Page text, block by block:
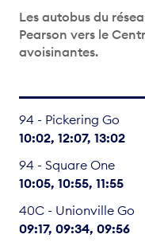
Les autobus du
Pearson vers le
avoisinantes.
94 - Pickering Go
10:02 12:07 13:02
94 - Square One
10:05 10:55 11:55
40C - Unionville Go
09:17 09:34 09:56